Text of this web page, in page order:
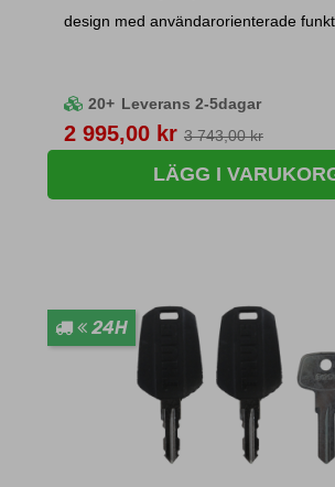
design med användarorienterade
20+ Leverans 2-5dagar
Pris
2 995,00 kr 3 743,00 kr
LÄGG I
24H